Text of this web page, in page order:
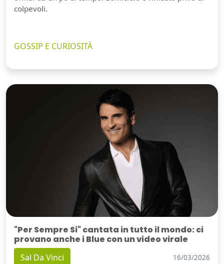
colpevoli.
GOSSIP E CURIOSITÀ
"Per Sempre Si" cantata in tutto il mondo: ci
provano anche i Blue con un video virale
Sal Da Vinci 16/03/2026